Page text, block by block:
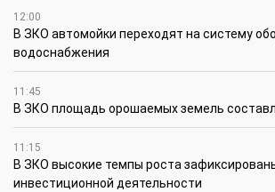
12:00
В ЗКО автомойки переходят на систему
водоснабжения
11:45
В ЗКО площадь орошаемых земель
11:15
В ЗКО высокие темпы роста
инвестиционной деятельности